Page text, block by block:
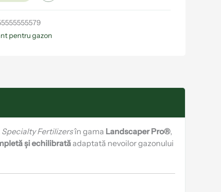
pentru gazon
Specialty Fertilizersîn gama Landscaper Pro®,
și echilibratăadaptată nevoilor gazonului